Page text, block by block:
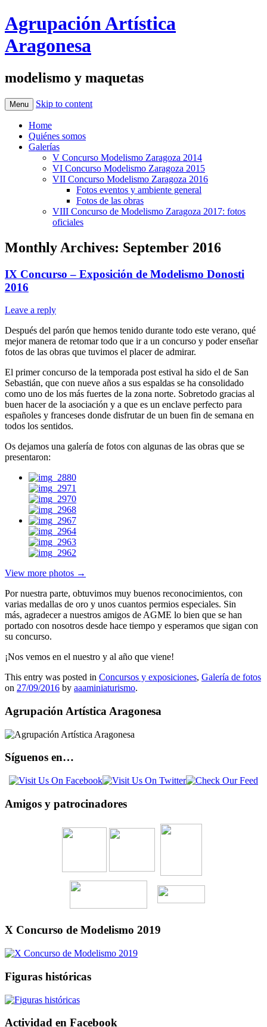
Agrupación Artística
Aragonesa
modelismo y maquetas
Menu Skip to content
Home
Quiénes somos
Galerías
V Concurso Modelismo Zaragoza 2014
VI Concurso Modelismo Zaragoza 2015
VII Concurso Modelismo Zaragoza 2016
Fotos eventos y ambiente general
Fotos de las obras
VIII Concurso de Modelismo Zaragoza 2017: fotos
oficiales
Monthly Archives: September 2016
IX Concurso – Exposición de Modelismo Donosti
2016
Leave a reply
Después del parón que hemos tenido durante todo este verano, qué
mejor manera de retomar todo que ir a un concurso y poder enseñar
fotos de las obras que tuvimos el placer de admirar.
El primer concurso de la temporada post estival ha sido el de San
Sebastián, que con nueve años a sus espaldas se ha consolidado
como uno de los más fuertes de la zona norte. Sobretodo gracias al
buen hacer de la asociación y a que es un enclave perfecto para
españoles y franceses donde disfrutar de un buen fin de semana en
todos los sentidos.
Os dejamos una galería de fotos con algunas de las obras que se
presentaron:
View more photos →
Por nuestra parte, obtuvimos muy buenos reconocimientos, con
varias medallas de oro y unos cuantos permios especiales. Sin
más, agradecer a nuestros amigos de AGME lo bien que se han
portado con nosotros desde hace tiempo y esperamos que sigan con
su concurso.
¡Nos vemos en el nuestro y al año que viene!
This entry was posted in Concursos y exposiciones, Galería de fotos
on 27/09/2016 by aaaminiaturismo.
Agrupación Artística Aragonesa
Síguenos en…
Amigos y patrocinadores
X Concurso de Modelismo 2019
Figuras históricas
Actividad en Facebook